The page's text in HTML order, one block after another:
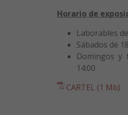
Horario de
Laborables
Sábados de
Domingos y
14:00.
CARTEL (1 Mb)